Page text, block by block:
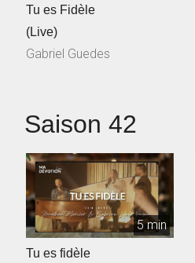
Tu es Fidèle
(Live)
Gabriel Guedes
Saison 42
5 min
Tu es fidèle